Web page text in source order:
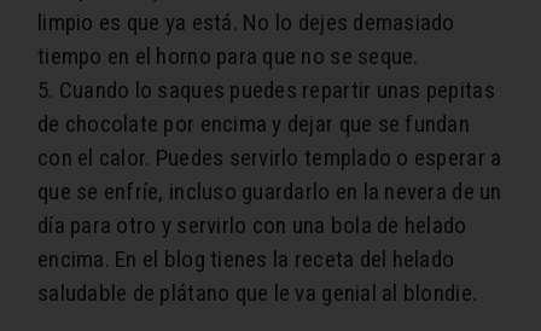
limpio es que ya está. No lo dejes demasiado
tiempo en el horno para que no se seque.
5. Cuando lo saques puedes repartir unas pepitas
de chocolate por encima y dejar que se fundan
con el calor. Puedes servirlo templado o esperar a
que se enfríe, incluso guardarlo en la nevera de un
día para otro y servirlo con una bola de helado
encima. En el blog tienes la receta del helado
saludable de plátano que le va genial al blondie.